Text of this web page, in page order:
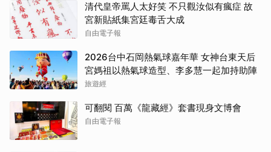
清代皇帝罵人太好笑 不只觀汝似有瘋症 故
宮新貼紙集宮廷毒舌大成
自由電子報
2026台中石岡熱氣球嘉年華 女神台東天后
宮媽祖以熱氣球造型、李多慧一起加持助陣
旅遊經
可翻閱 百萬《龍藏經》套書現身文博會
自由電子報